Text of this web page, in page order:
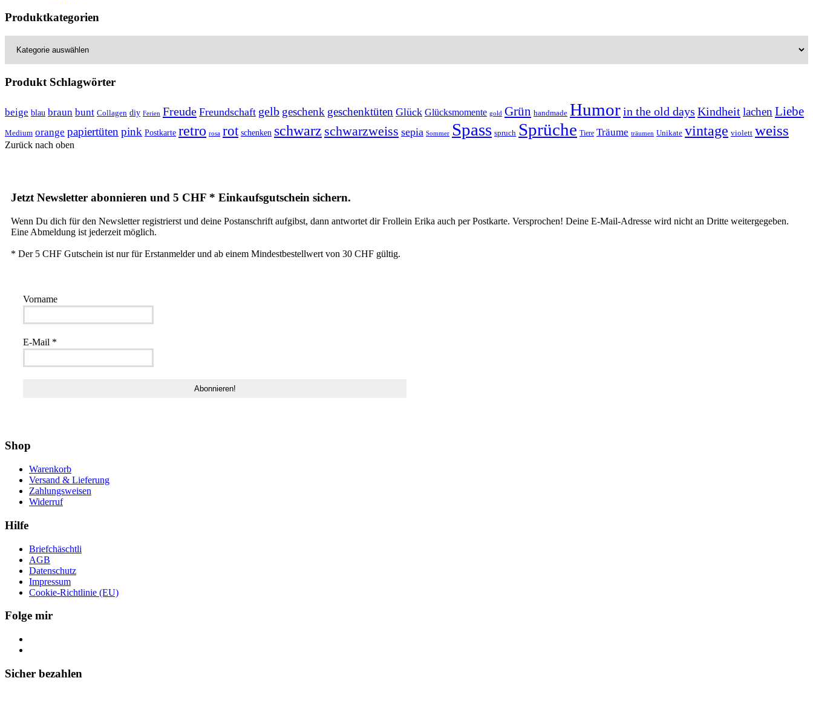
Produktkategorien
Produkt Schlagwörter
beige blau braun bunt Collagen diy Ferien Freude Freundschaft gelb geschenk geschenktüten Glück Glücksmomente gold Grün handmade Humorin the old days KindheitlachenLiebe
Medium orange papiertütenpink Postkarte retro rosa rot schenken schwarz schwarzweiss sepia Sommer Spass spruch Sprüche Tiere Träume träumen Unikate vintage violett weiss
Zurück nach oben
Jetzt Newsletter abonnieren und 5 CHF * Einkaufsgutschein sichern.
Wenn Du dich für den Newsletter registrierst und deine Postanschrift aufgibst, dann antwortet dir Frollein Erika auch per Postkarte. Versprochen! Deine E-Mail-Adresse wird nicht an Dritte weitergegeben.
Eine Abmeldung ist jederzeit möglich.
* Der 5 CHF Gutschein ist nur für Erstanmelder und ab einem Mindestbestellwert von 30 CHF gültig.
Vorname
E-Mail *
Shop
Warenkorb
Versand & Lieferung
Zahlungsweisen
Widerruf
Hilfe
Briefchäschtli
AGB
Datenschutz
Impressum
Cookie-Richtlinie (EU)
Folge mir
Sicher bezahlen